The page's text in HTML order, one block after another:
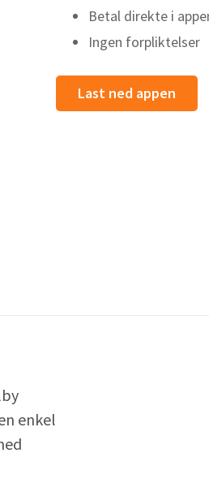
Betal direkte i
Ingen forpliktelser
Last ned appen
enkel